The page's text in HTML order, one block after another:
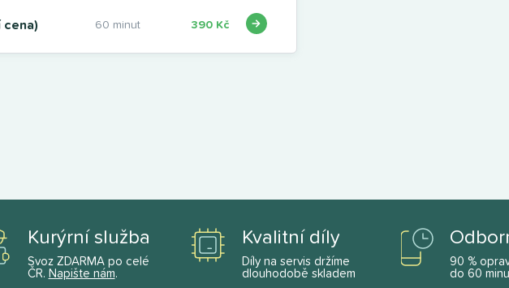
cena) 60 minut 390 Kč
Kurýrní služba
Svoz ZDARMA po celé
ČR. Napište nám.
Kvalitní díly
Díly na servis držíme
dlouhodobě skladem
90 %
do 60